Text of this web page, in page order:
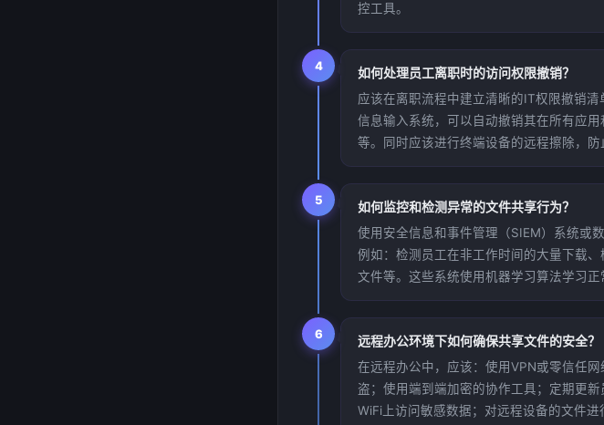
控工具。
4 如何处理员工离职时的访问权限撤销？
应该在离职流程中建立清晰的IT权限撤销
信息输入系统，可以自动撤销其在所有应
等。同时应该进行终端设备的远程擦除，防
5 如何监控和检测异常的文件共享行为？
使用安全信息和事件管理（SIEM）系统或
例如：检测员工在非工作时间的大量下载
文件等。这些系统使用机器学习算法学习
6 远程办公环境下如何确保共享文件的安全？
在远程办公中，应该：使用VPN或零信任
盗；使用端到端加密的协作工具；定期更
WiFi上访问敏感数据；对远程设备的文件